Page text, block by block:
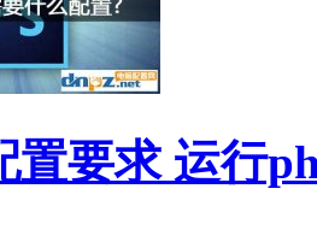
置要求 运行